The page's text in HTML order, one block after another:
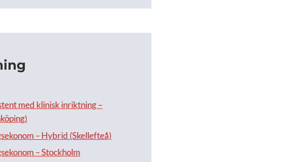
med klinisk inriktning –
– Hybrid (Skellefteå)
– Stockholm